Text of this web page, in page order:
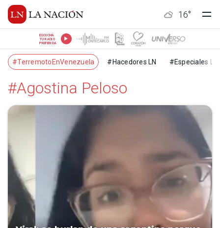
16°
ESCUCHÁ
TU RADIO
PREFERIDA
#TerremotoEnVenezuela #Hacedores LN #Especiales LN
#Agostina Peloso